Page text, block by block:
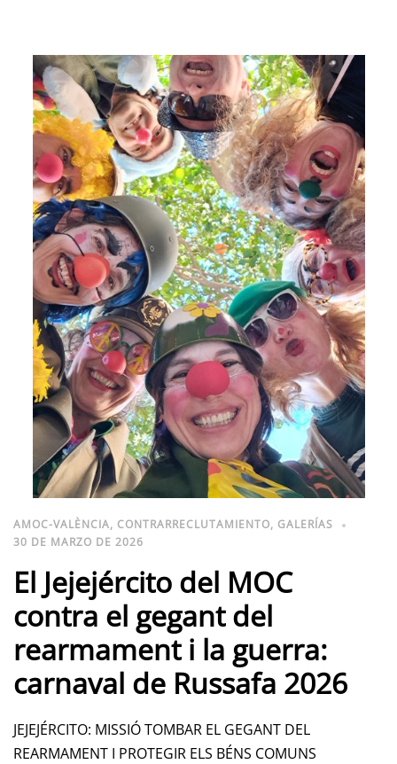
AMOC-VALÈNCIA, CONTRARRECLUTAMIENTO, GALERÍAS
30 DE MARZO DE 2026
El Jejejército del MOC
contra el gegant del
rearmament i la guerra:
carnaval de Russafa 2026
JEJEJÉRCITO: MISSIÓ TOMBAR EL GEGANT DEL
REARMAMENT I PROTEGIR ELS BÉNS COMUNS